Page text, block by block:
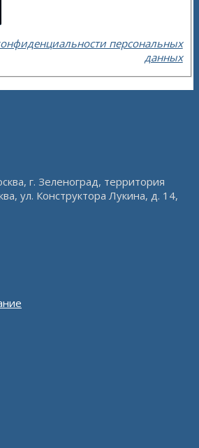
персональных
данных
г. Зеленоград, территория
ул. Конструктора Лукина, д. 14,